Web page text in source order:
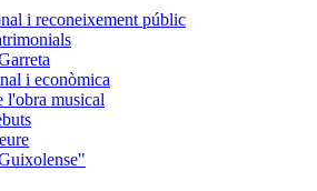
i reconeixement públic
i econòmica
l'obra musical